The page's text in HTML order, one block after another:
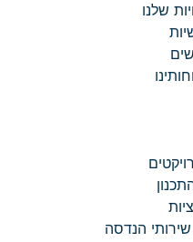
שלנו
הנדסה